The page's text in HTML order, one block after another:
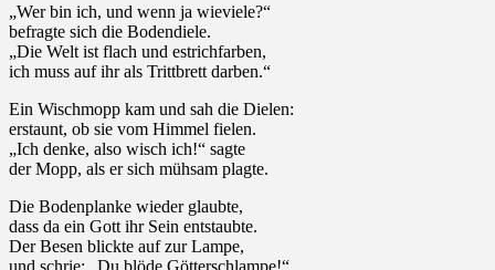
„Wer bin ich, und wenn ja wieviele?“
befragte sich die Bodendiele.
„Die Welt ist flach und estrichfarben,
ich muss auf ihr als Trittbrett darben.“
Ein Wischmopp kam und sah die Dielen:
erstaunt, ob sie vom Himmel fielen.
„Ich denke, also wisch ich!“ sagte
der Mopp, als er sich mühsam plagte.
Die Bodenplanke wieder glaubte,
dass da ein Gott ihr Sein entstaubte.
Der Besen blickte auf zur Lampe,
und schrie: „Du blöde Götterschlampe!“